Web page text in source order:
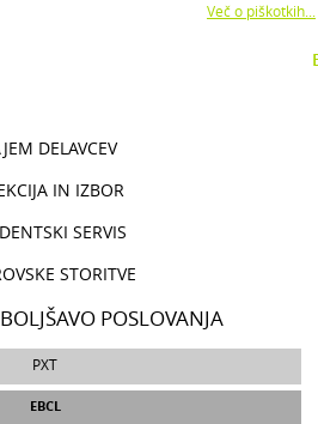
Več o piškotkih...
DELAVCEV
IN IZBOR
SERVIS
STORITVE
POSLOVANJA
PXT
EBCL